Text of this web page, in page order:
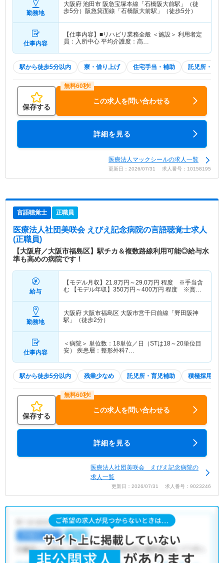
勤務地
大阪府 池田市 阪急宝塚本線「石橋阪大前駅」（徒
歩5分）阪急箕面線「石橋阪大前駅」（徒歩5分）
仕事内容
【仕事内容】■リハビリ業務全般 ＜施設＞ 利用者定
員：入所中心 平均介護度：高…
駅から徒歩5分以内 寮・借り上げ 住宅手当・補助 託児所・育
保存する
この求人を問い合わせる
詳細を見る
医療法人マックシールの求人一覧
更新日：2026/07/31 求人番号：10158195
言語聴覚士 正職員
医療法人社団美咲会 えびえ記念病院の言語聴覚士求人
(正職員)
【大阪府／大阪市福島区】駅チカ＆複数路線利用可能◎給与水
準も高めの病院です！
給与
【モデル月収】 21.8万円～29.0万円 程度 ※手当含
む 【モデル年収】 350万円～400万円 程度 ※賞与
勤務地
大阪府 大阪市福島区 大阪市営千日前線「野田阪神
駅」（徒歩2分）
仕事内容
＜病院＞ 単位数：18単位／日（STは18～20単位目
安） 疾患層：整形外科7…
駅から徒歩5分以内 残業少なめ 託児所・育児補助 積極採用中
保存する
この求人を問い合わせる
詳細を見る
医療法人社団美咲会 えびえ記念病院の
求人一覧
更新日：2026/07/31 求人番号：9023246